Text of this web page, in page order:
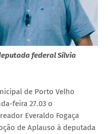
federal Silvia
de Porto Velho
feira 27.03 o
Everaldo Fogaça
de Aplauso à deputada